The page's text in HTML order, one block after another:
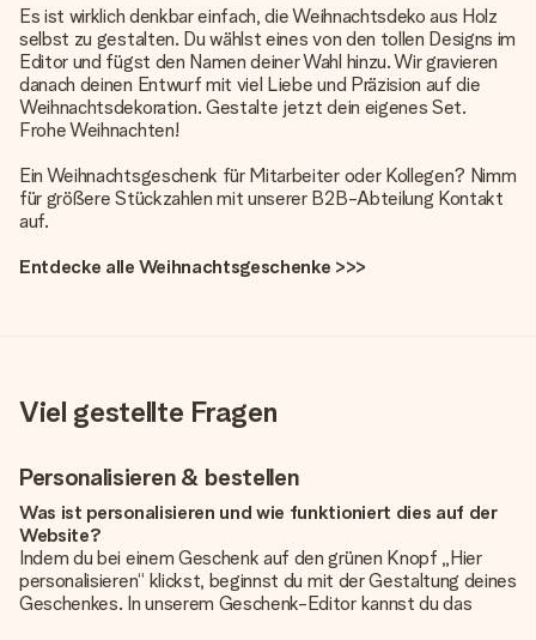
Es ist wirklich denkbar einfach, die Weihnachtsdeko aus Holz
selbst zu gestalten. Du wählst eines von den tollen Designs im
Editor und fügst den Namen deiner Wahl hinzu. Wir gravieren
danach deinen Entwurf mit viel Liebe und Präzision auf die
Weihnachtsdekoration. Gestalte jetzt dein eigenes Set.
Frohe Weihnachten!
Ein Weihnachtsgeschenk für Mitarbeiter oder Kollegen? Nimm
für größere Stückzahlen mit unserer B2B-Abteilung Kontakt
auf.
Entdecke alle Weihnachtsgeschenke >>>
Viel gestellte Fragen
Personalisieren & bestellen
Was ist personalisieren und wie funktioniert dies auf der
Website?
Indem du bei einem Geschenk auf den grünen Knopf „Hier
personalisieren“ klickst, beginnst du mit der Gestaltung deines
Geschenkes. In unserem Geschenk-Editor kannst du das